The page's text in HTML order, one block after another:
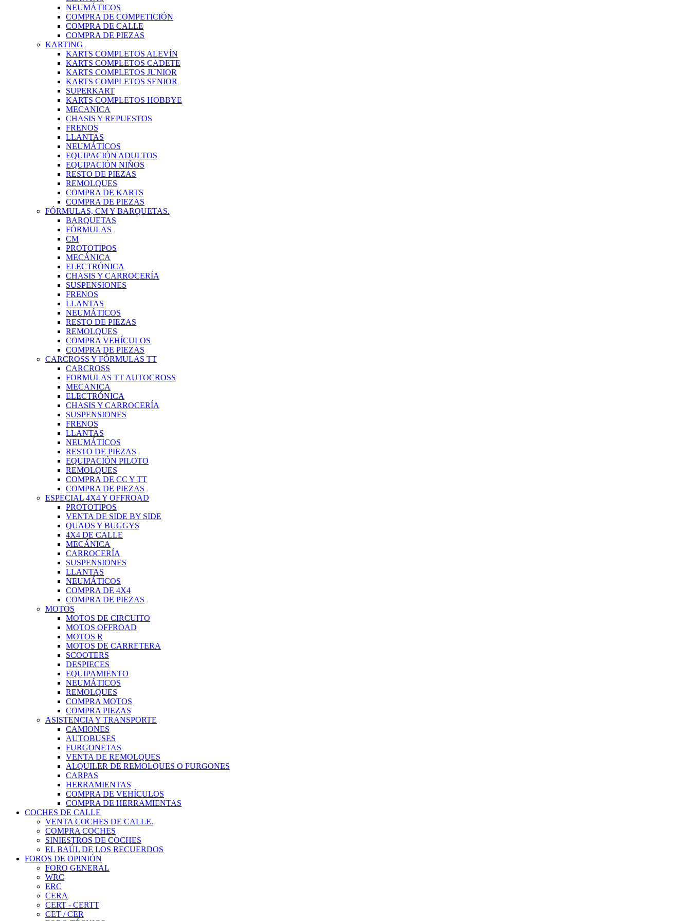
NEUMÁTICOS
COMPRA DE COMPETICIÓN
COMPRA DE CALLE
COMPRA DE PIEZAS
KARTING
KARTS COMPLETOS ALEVÍN
KARTS COMPLETOS CADETE
KARTS COMPLETOS JUNIOR
KARTS COMPLETOS SENIOR
SUPERKART
KARTS COMPLETOS HOBBYE
MECANICA
CHASIS Y REPUESTOS
FRENOS
LLANTAS
NEUMÁTICOS
EQUIPACIÓN ADULTOS
EQUIPACIÓN NIÑOS
RESTO DE PIEZAS
REMOLQUES
COMPRA DE KARTS
COMPRA DE PIEZAS
FÓRMULAS, CM Y BARQUETAS.
BARQUETAS
FÓRMULAS
CM
PROTOTIPOS
MECÁNICA
ELECTRÓNICA
CHASIS Y CARROCERÍA
SUSPENSIONES
FRENOS
LLANTAS
NEUMÁTICOS
RESTO DE PIEZAS
REMOLQUES
COMPRA VEHÍCULOS
COMPRA DE PIEZAS
CARCROSS Y FÓRMULAS TT
CARCROSS
FORMULAS TT AUTOCROSS
MECANICA
ELECTRÓNICA
CHASIS Y CARROCERÍA
SUSPENSIONES
FRENOS
LLANTAS
NEUMÁTICOS
RESTO DE PIEZAS
EQUIPACIÓN PILOTO
REMOLQUES
COMPRA DE CC Y TT
COMPRA DE PIEZAS
ESPECIAL 4X4 Y OFFROAD
PROTOTIPOS
VENTA DE SIDE BY SIDE
QUADS Y BUGGYS
4X4 DE CALLE
MECÁNICA
CARROCERÍA
SUSPENSIONES
LLANTAS
NEUMÁTICOS
COMPRA DE 4X4
COMPRA DE PIEZAS
MOTOS
MOTOS DE CIRCUITO
MOTOS OFFROAD
MOTOS R
MOTOS DE CARRETERA
SCOOTERS
DESPIECES
EQUIPAMIENTO
NEUMÁTICOS
REMOLQUES
COMPRA MOTOS
COMPRA PIEZAS
ASISTENCIA Y TRANSPORTE
CAMIONES
AUTOBUSES
FURGONETAS
VENTA DE REMOLQUES
ALQUILER DE REMOLQUES O FURGONES
CARPAS
HERRAMIENTAS
COMPRA DE VEHÍCULOS
COMPRA DE HERRAMIENTAS
COCHES DE CALLE
VENTA COCHES DE CALLE.
COMPRA COCHES
SINIESTROS DE COCHES
EL BAÚL DE LOS RECUERDOS
FOROS DE OPINIÓN
FORO GENERAL
WRC
ERC
CERA
CERT - CERTT
CET / CER